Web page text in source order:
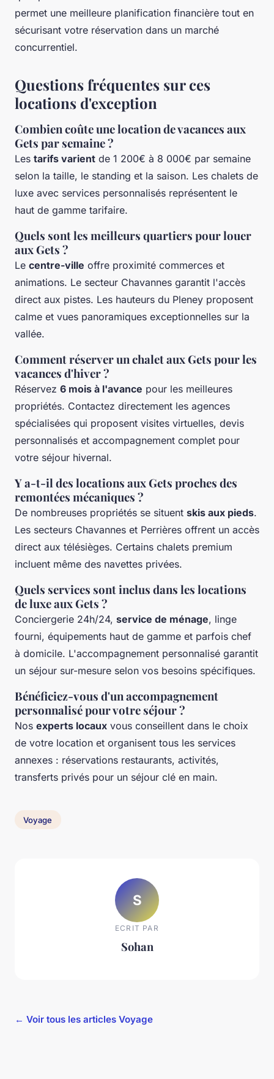
permet une meilleure planification financière tout en
sécurisant votre réservation dans un marché
concurrentiel.
Questions fréquentes sur ces
locations d'exception
Combien coûte une location de vacances aux
Gets par semaine ?
Les tarifs varient de 1 200€ à 8 000€ par semaine
selon la taille, le standing et la saison. Les chalets de
luxe avec services personnalisés représentent le
haut de gamme tarifaire.
Quels sont les meilleurs quartiers pour louer
aux Gets ?
Le centre-ville offre proximité commerces et
animations. Le secteur Chavannes garantit l'accès
direct aux pistes. Les hauteurs du Pleney proposent
calme et vues panoramiques exceptionnelles sur la
vallée.
Comment réserver un chalet aux Gets pour les
vacances d'hiver ?
Réservez 6 mois à l'avance pour les meilleures
propriétés. Contactez directement les agences
spécialisées qui proposent visites virtuelles, devis
personnalisés et accompagnement complet pour
votre séjour hivernal.
Y a-t-il des locations aux Gets proches des
remontées mécaniques ?
De nombreuses propriétés se situent skis aux pieds.
Les secteurs Chavannes et Perrières offrent un accès
direct aux télésièges. Certains chalets premium
incluent même des navettes privées.
Quels services sont inclus dans les locations
de luxe aux Gets ?
Conciergerie 24h/24, service de ménage, linge
fourni, équipements haut de gamme et parfois chef
à domicile. L'accompagnement personnalisé garantit
un séjour sur-mesure selon vos besoins spécifiques.
Bénéficiez-vous d'un accompagnement
personnalisé pour votre séjour ?
Nos experts locaux vous conseillent dans le choix
de votre location et organisent tous les services
annexes : réservations restaurants, activités,
transferts privés pour un séjour clé en main.
Voyage
S
ECRIT PAR
Sohan
← Voir tous les articles Voyage